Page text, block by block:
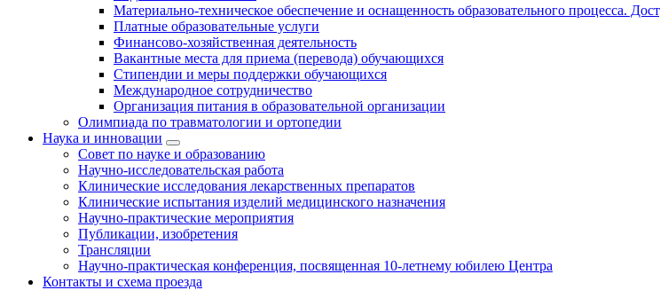
Материально-техническое обеспечение и оснащенность образовательного процесса.
Платные образовательные услуги
Финансово-хозяйственная деятельность
Вакантные места для приема (перевода) обучающихся
Стипендии и меры поддержки обучающихся
Международное сотрудничество
Организация питания в образовательной организации
Олимпиада по травматологии и ортопедии
Наука и инновации
Совет по науке и образованию
Научно-исследовательская работа
Клинические исследования лекарственных препаратов
Клинические испытания изделий медицинского назначения
Научно-практические мероприятия
Публикации, изобретения
Трансляции
Научно-практическая конференция, посвященная 10-летнему юбилею Центра
Контакты и схема проезда